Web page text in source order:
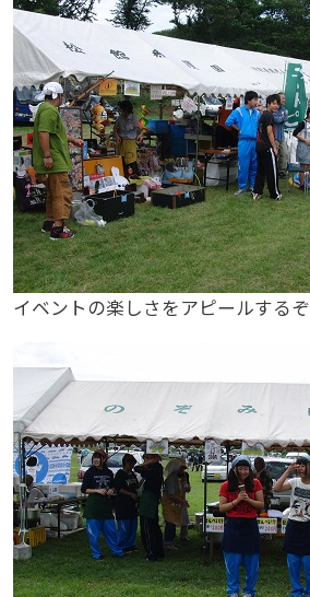
イベントの楽しさをアピールするぞ